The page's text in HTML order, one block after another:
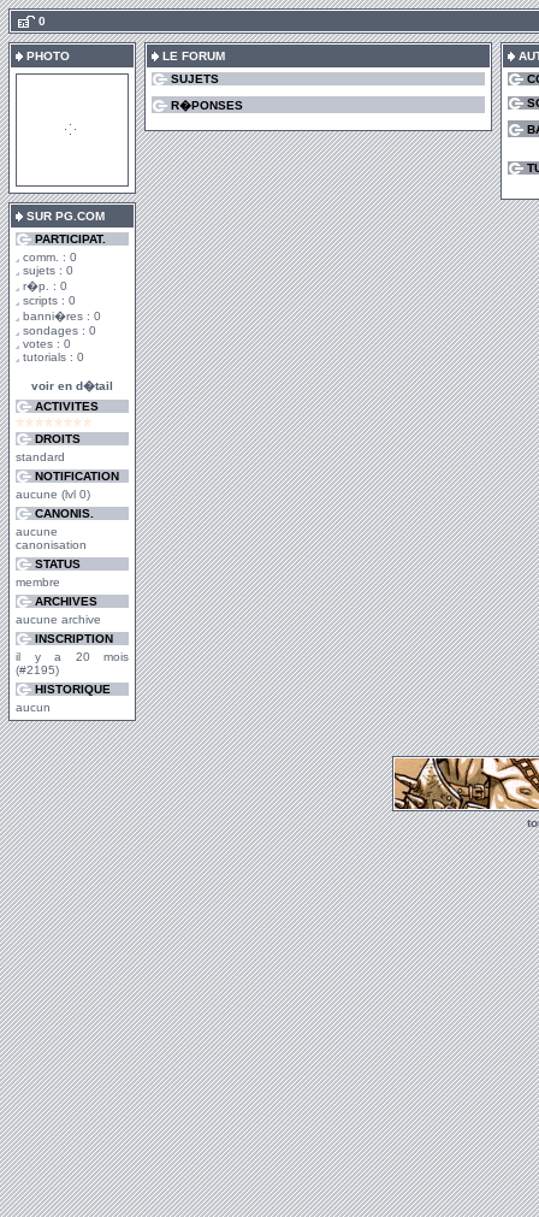
0
PHOTO
SUR PG.COM
PARTICIPAT.
comm. : 0
sujets : 0
r�p. : 0
scripts : 0
banni�res : 0
sondages : 0
votes : 0
tutorials : 0
voir en d�tail
ACTIVITES
DROITS
standard
NOTIFICATION
aucune (lvl 0)
CANONIS.
aucune
canonisation
STATUS
membre
ARCHIVES
aucune archive
INSCRIPTION
il y a 20 mois
(#2195)
HISTORIQUE
aucun
LE FORUM
SUJETS
R�PONSES